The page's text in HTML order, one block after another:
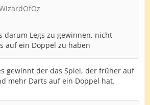
darum Legs zu gewinnen, nicht
auf ein Doppel zu haben
gewinnt der das Spiel, der früher auf
mehr Darts auf ein Doppel hat.